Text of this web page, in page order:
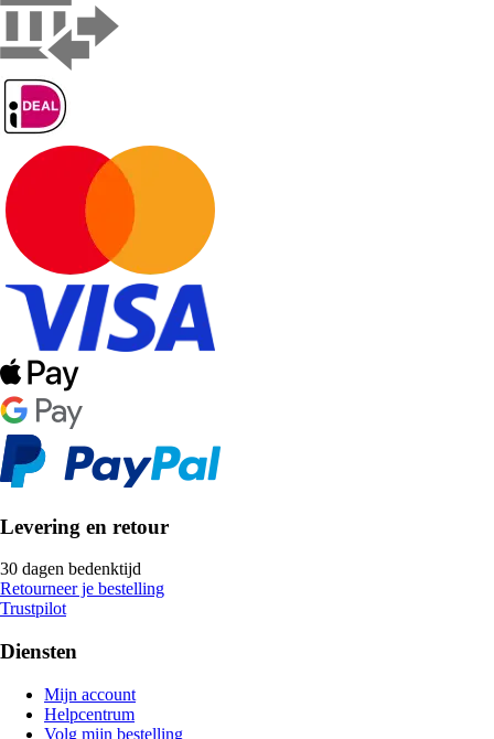
Levering en retour
30 dagen bedenktijd
Retourneer je bestelling
Trustpilot
Diensten
Mijn account
Helpcentrum
Volg mijn bestelling